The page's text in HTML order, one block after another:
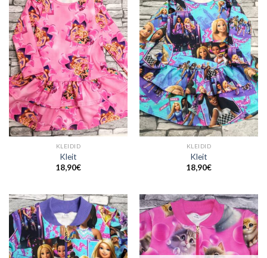
KLEIDID
Kleit
18,90€
KLEIDID
Kleit
18,90€